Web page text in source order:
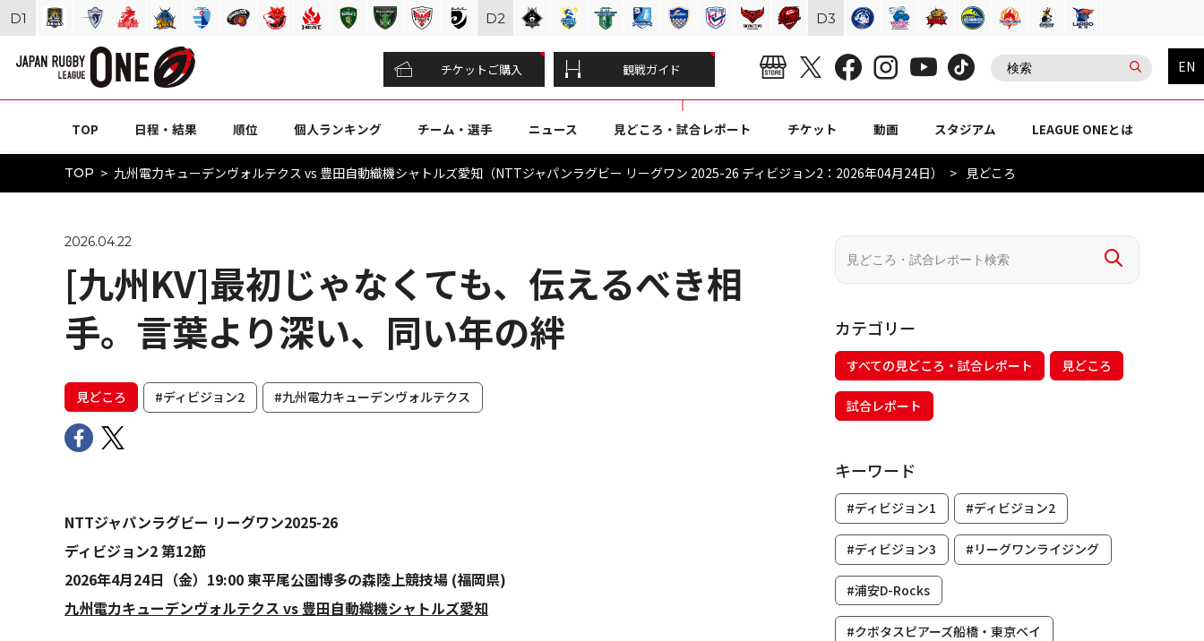
チケットご購入 観戦ガイド EN
TOP 日程・結果 順位 個人ランキング チーム・選手 ニュース 見どころ・試合レポート チケット 動画 スタジアム LEAGUE ONEとは
TOP 九州電力キューデンヴォルテクス vs 豊田自動織機シャトルズ愛知（NTTジャパンラグビー リーグワン 2025-26 ディビジョン2：2026年04月24日） 見どころ
2026.04.22
[九州KV]最初じゃなくても、伝えるべき相
手。言葉より深い、同い年の絆
見どころ #ディビジョン2 #九州電力キューデンヴォルテクス
NTTジャパンラグビー リーグワン2025-26
ディビジョン2 第12節
2026年4月24日（金）19:00 東平尾公園博多の森陸上競技場 (福岡県)
九州電力キューデンヴォルテクス vs 豊田自動織機シャトルズ愛知
カテゴリー
すべての見どころ・試合レポート 見どころ
試合レポート
キーワード
#ディビジョン1 #ディビジョン2
#ディビジョン3 #リーグワンライジング
#浦安D-Rocks
#クボタスピアーズ船橋・東京ベイ
D1 D2 D3